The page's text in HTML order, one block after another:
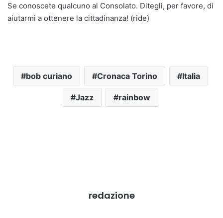
Se conoscete qualcuno al Consolato. Ditegli, per favore, di
aiutarmi a ottenere la cittadinanza! (ride)
bob curiano Cronaca Torino Italia
Jazz rainbow
redazione